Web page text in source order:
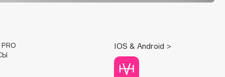
PRO
IOS & Android >